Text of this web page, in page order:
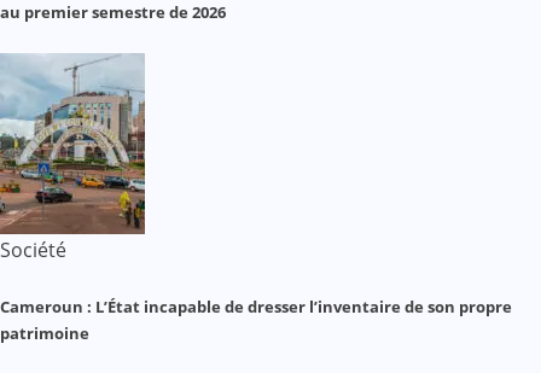
au premier semestre de 2026
Société
Cameroun : L’État incapable de dresser l’inventaire de son propre
patrimoine